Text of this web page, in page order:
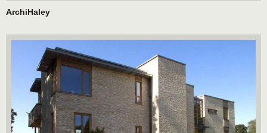
ArchiHaley